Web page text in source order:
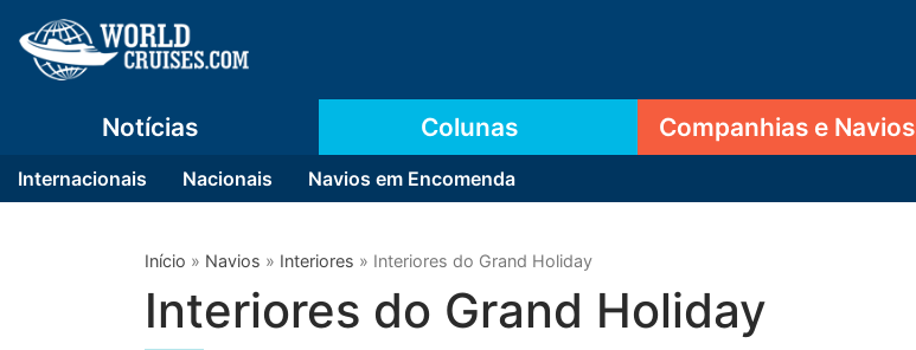
Notícias
Internacionais Nacionais Navios em Encomenda
Colunas Companhias e Navios
Início » Navios » Interiores » Interiores do Grand Holiday
Interiores do Grand Holiday